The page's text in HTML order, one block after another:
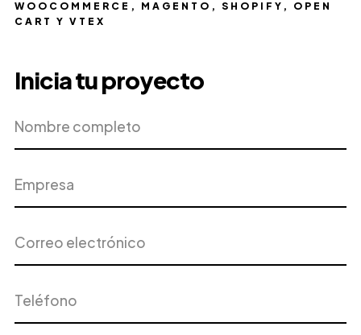
WOOCOMMERCE, MAGENTO, SHOPIFY, OPEN
CART Y VTEX
Inicia tu proyecto
completo
electrónico